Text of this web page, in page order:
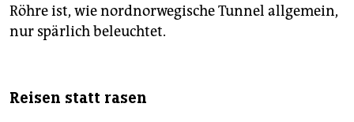
Röhre ist, wie nordnorwegische Tunnel allgemein,
nur spärlich beleuchtet.
Reisen statt rasen